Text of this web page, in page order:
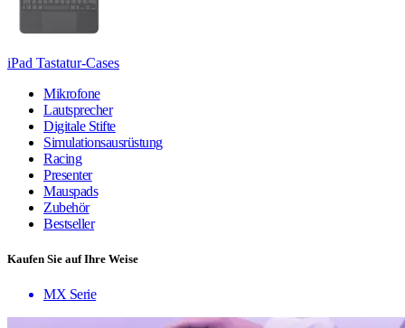
iPad Tastatur-Cases
Mikrofone
Lautsprecher
Digitale Stifte
Simulationsausrüstung
Racing
Presenter
Mauspads
Zubehör
Bestseller
Kaufen Sie auf Ihre Weise
MX Serie